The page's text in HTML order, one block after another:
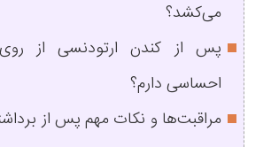
می‌کشد؟
پس از کندن ارتودنسی از
احساسی دارم؟
مراقبت‌ها و نکات مهم پس از